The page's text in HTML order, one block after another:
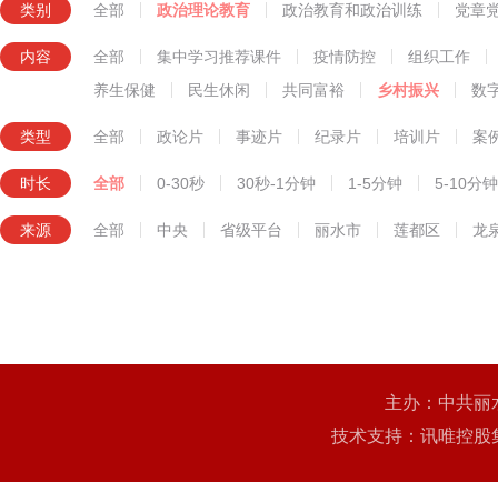
类别 全部 政治理论教育 政治教育和政治训练 党章
内容 全部 集中学习推荐课件 疫情防控
组织工作
养生保健
民生休闲 共同富裕 乡村振兴 数
类型 全部 政论片 事迹片 纪录片 培训片 案
时长 全部 0-30秒 30秒-1分钟 1-5分钟 5-10分钟
来源 全部 中央 省级平台 丽水市 莲都区 龙
主办：中共
技术支持：讯唯控